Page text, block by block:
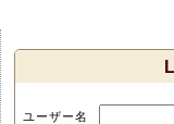
ユーザー名